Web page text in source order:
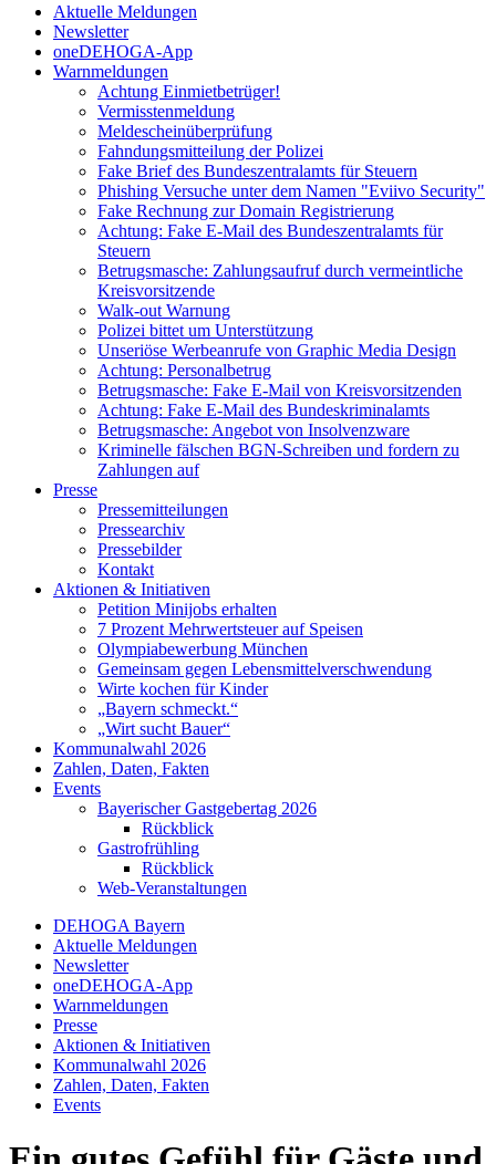
Aktuelle Meldungen
Newsletter
oneDEHOGA-App
Warnmeldungen
Achtung Einmietbetrüger!
Vermisstenmeldung
Meldescheinüberprüfung
Fahndungsmitteilung der Polizei
Fake Brief des Bundeszentralamts für Steuern
Phishing Versuche unter dem Namen "Eviivo Security"
Fake Rechnung zur Domain Registrierung
Achtung: Fake E-Mail des Bundeszentralamts für
Steuern
Betrugsmasche: Zahlungsaufruf durch vermeintliche
Kreisvorsitzende
Walk-out Warnung
Polizei bittet um Unterstützung
Unseriöse Werbeanrufe von Graphic Media Design
Achtung: Personalbetrug
Betrugsmasche: Fake E-Mail von Kreisvorsitzenden
Achtung: Fake E-Mail des Bundeskriminalamts
Betrugsmasche: Angebot von Insolvenzware
Kriminelle fälschen BGN-Schreiben und fordern zu
Zahlungen auf
Presse
Pressemitteilungen
Pressearchiv
Pressebilder
Kontakt
Aktionen & Initiativen
Petition Minijobs erhalten
7 Prozent Mehrwertsteuer auf Speisen
Olympiabewerbung München
Gemeinsam gegen Lebensmittelverschwendung
Wirte kochen für Kinder
„Bayern schmeckt.“
„Wirt sucht Bauer“
Kommunalwahl 2026
Zahlen, Daten, Fakten
Events
Bayerischer Gastgebertag 2026
Rückblick
Gastrofrühling
Rückblick
Web-Veranstaltungen
DEHOGA Bayern
Aktuelle Meldungen
Newsletter
oneDEHOGA-App
Warnmeldungen
Presse
Aktionen & Initiativen
Kommunalwahl 2026
Zahlen, Daten, Fakten
Events